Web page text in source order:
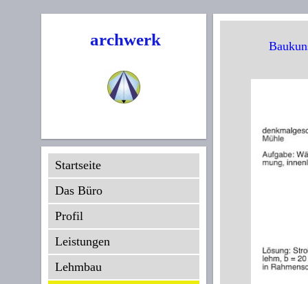
archwerk
Startseite
Das Büro
Profil
Leistungen
Lehmbau